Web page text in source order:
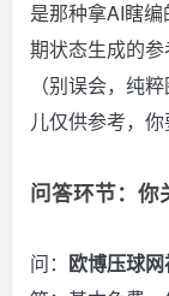
是那种拿AI瞎
期状态生成的
（别误会，纯
儿仅供参考，
问答环节：你
问： 欧博压球